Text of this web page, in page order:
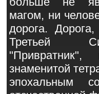
магом, ни
дорога.
Третьей
знаменитой
эпохальным